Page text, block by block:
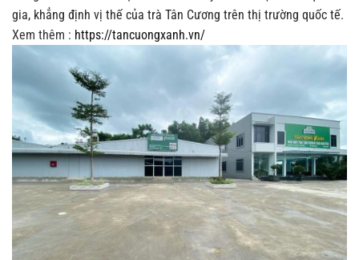
gia, khẳng định vị thế của trà Tân Cương trên thị trường quốc tế.
Xem thêm : https://tancuongxanh.vn/